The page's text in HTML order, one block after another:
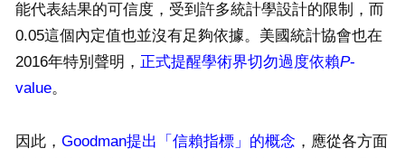
能代表結果的可信度，受到許多統計學設計的限制，而
0.05這個內定值也並沒有足夠依據。美國統計協會也在
2016年特別聲明， 正式提醒學術界切勿過度依賴P-
value。
因此， Goodman提出「信賴指標」的概念 ，應從各方面